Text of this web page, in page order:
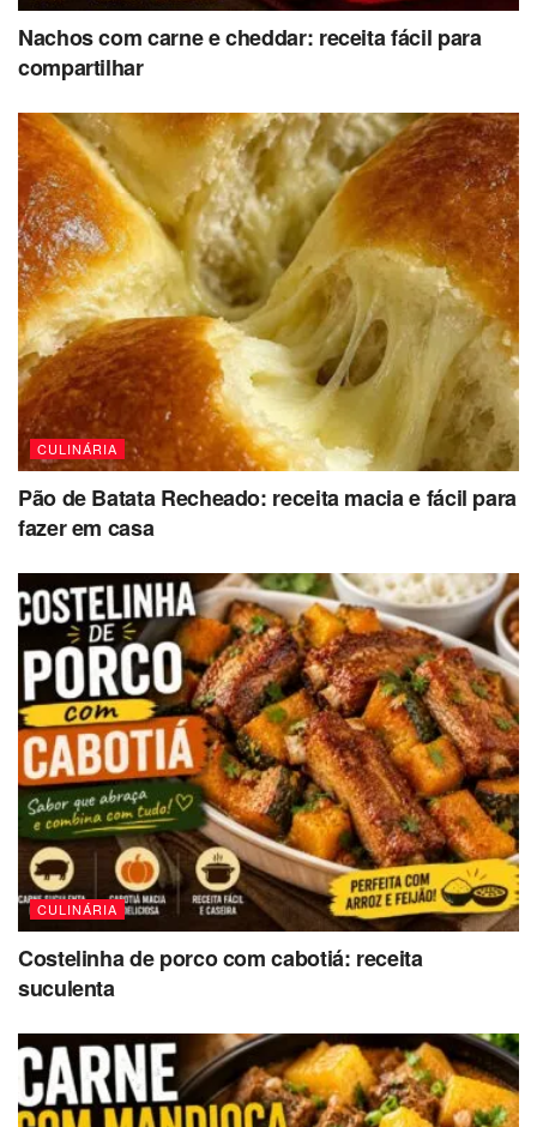
Nachos com carne e cheddar: receita fácil para
compartilhar
CULINÁRIA
Pão de Batata Recheado: receita macia e fácil para
fazer em casa
CULINÁRIA
Costelinha de porco com cabotiá: receita
suculenta